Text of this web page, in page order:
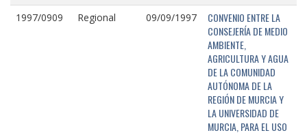
1997/0909 Regional 09/09/1997
CONVENIO ENTRE LA
CONSEJERÍA DE MEDIO
AMBIENTE,
AGRICULTURA Y AGUA
DE LA COMUNIDAD
AUTÓNOMA DE LA
REGIÓN DE MURCIA Y
LA UNIVERSIDAD DE
MURCIA, PARA EL USO